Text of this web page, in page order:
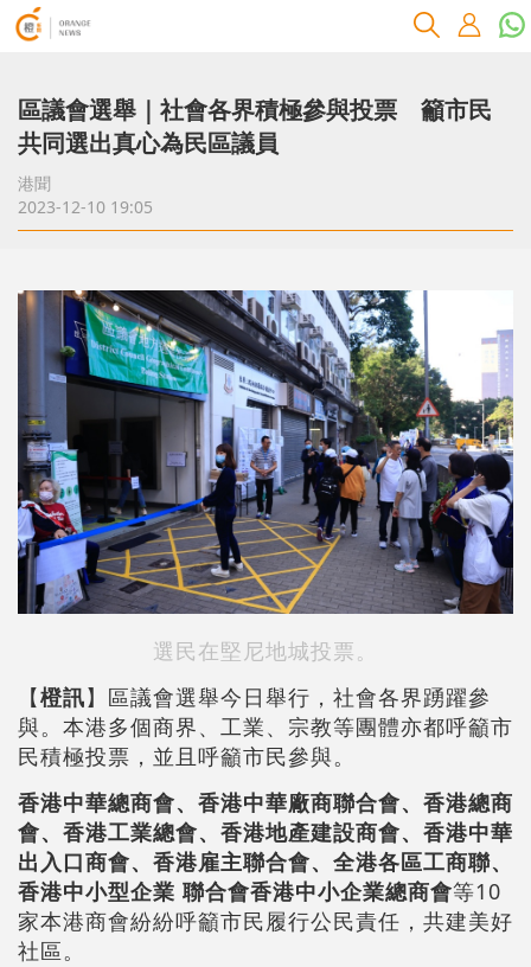
區議會選舉｜社會各界積極參與投票 籲市民
共同選出真心為民區議員
港聞
2023-12-10 19:05
選民在堅尼地城投票。
【橙訊】區議會選舉今日舉行，社會各界踴躍參
與。本港多個商界、工業、宗教等團體亦都呼籲市
民積極投票，並且呼籲市民參與。
香港中華總商會、香港中華廠商聯合會、香港總商
會、香港工業總會、香港地產建設商會、香港中華
出入口商會、香港雇主聯合會、全港各區工商聯、
香港中小型企業 聯合會香港中小企業總商會等10
家本港商會紛紛呼籲市民履行公民責任，共建美好
社區。